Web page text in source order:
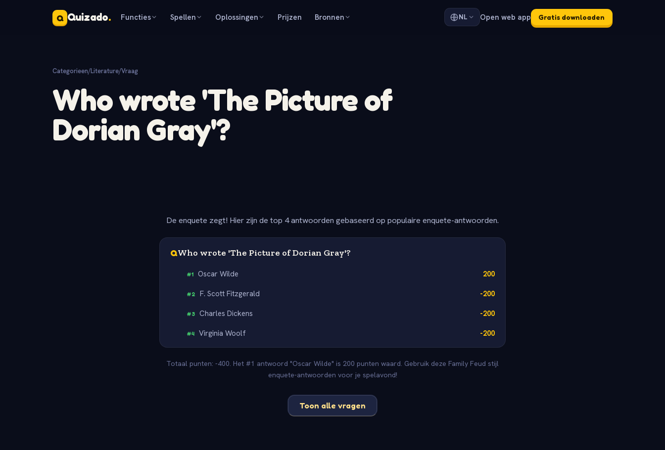
Q Quizado. Functies Spellen Oplossingen Prijzen Bronnen NL Open web app Gratis downloaden
Categorieen/Literature/Vraag
Who wrote 'The Picture of
Dorian Gray'?
De enquete zegt! Hier zijn de top 4 antwoorden gebaseerd op populaire enquete-antwoorden.
QWho wrote 'The Picture of Dorian Gray'?
#1 Oscar Wilde 200
#2 F. Scott Fitzgerald -200
#3 Charles Dickens -200
#4 Virginia Woolf -200
Totaal punten: -400. Het #1 antwoord "Oscar Wilde" is 200 punten waard. Gebruik deze Family Feud stijl
enquete-antwoorden voor je spelavond!
Toon alle vragen